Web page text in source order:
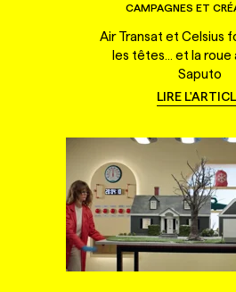
CAMPAGNES ET
Air Transat et Celsius
les têtes... et la roue
Saputo
LIRE